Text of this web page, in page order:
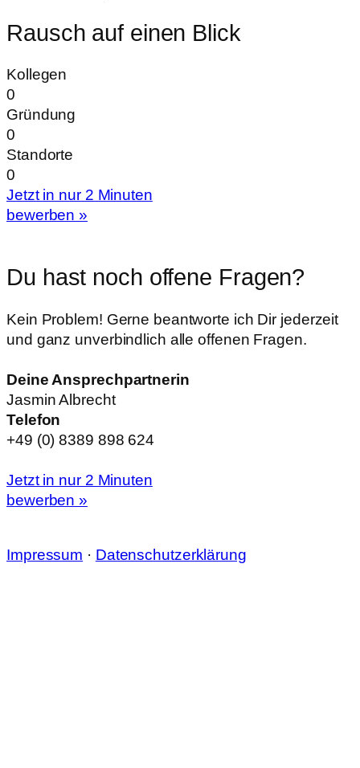
Rausch auf einen Blick
Kollegen
0
Gründung
0
Standorte
0
Jetzt in nur 2 Minuten
bewerben »
Du hast noch offene Fragen?
Kein Problem! Gerne beantworte ich Dir jederzeit
und ganz unverbindlich alle offenen Fragen.
Deine Ansprechpartnerin
Jasmin Albrecht
Telefon
+49 (0) 8389 898 624
Jetzt in nur 2 Minuten
bewerben »
Impressum · Datenschutzerklärung